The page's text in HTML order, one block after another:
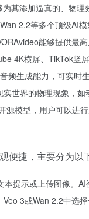
其添加逼真的、物理
2.2等多个顶级AI
能够提供最
4K横屏、TikTok竖
频生成能力，可实时
世界的物理现象，如
源模型，用户可以进
便捷，主要分为以
本提示或上传图像。
3或Wan 2.2中选